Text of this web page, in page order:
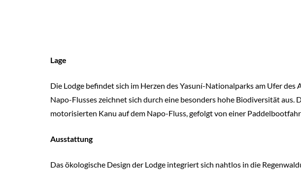
Lage
Die Lodge befindet sich im Herzen des Yasuní-Nationalparks am Ufer des
Napo-Flusses zeichnet sich durch eine besonders hohe Biodiversität
motorisierten Kanu auf dem Napo-Fluss, gefolgt von einer
Ausstattung
Das ökologische Design der Lodge integriert sich nahtlos in die